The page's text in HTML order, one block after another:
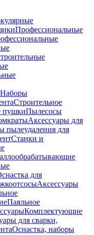
Профессиональные
Наборы
Строительное
пушкиПылесосы
Аксессуары для
пылеудаления для
Станки и
для
Аксессуары
Паяльное
Комплектующие
для сварки,
Оснастка, наборы